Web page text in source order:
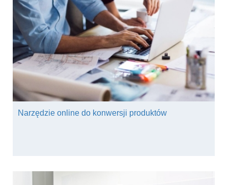
Narzędzie online do konwersji produktów